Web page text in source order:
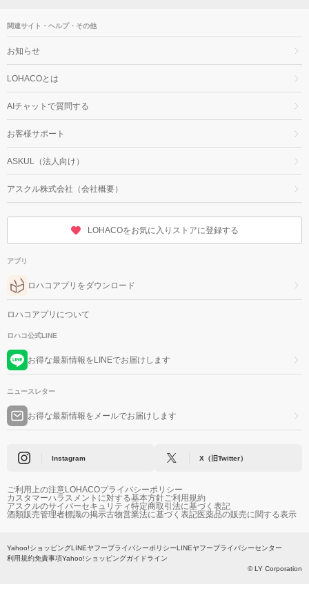
関連サイト・ヘルプ・その他
お知らせ
LOHACOとは
AIチャットで質問する
お客様サポート
ASKUL（法人向け）
アスクル株式会社（会社概要）
LOHACOをお気に入りストアに登録する
アプリ
ロハコアプリをダウンロード
ロハコアプリについて
ロハコ公式LINE
お得な最新情報をLINEでお届けします
ニュースレター
お得な最新情報をメールでお届けします
Instagram X（旧Twitter）
ご利用上の注意LOHACOプライバシーポリシー
カスタマーハラスメントに対する基本方針ご利用規約
アスクルのサイバーセキュリティ特定商取引法に基づく表記
酒類販売管理者標識の掲示古物営業法に基づく表記医薬品の販売に関する表示
Yahoo!ショッピングLINEヤフープライバシーポリシーLINEヤフープライバシーセンター
利用規約免責事項Yahoo!ショッピングガイドライン
© LY Corporation